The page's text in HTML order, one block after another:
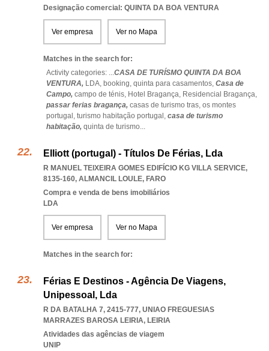
Designação comercial: QUINTA DA BOA VENTURA
Ver empresa Ver no Mapa
Matches in the search for:
Activity categories: ...CASA DE TURÍSMO QUINTA DA BOA
VENTURA, LDA, booking, quinta para casamentos, Casa de
Campo, campo de ténis, Hotel Bragança, Residencial Bragança,
passar ferias bragança, casas de turismo tras, os montes
portugal, turismo habitação portugal, casa de turismo
habitação, quinta de turismo...
Elliott (portugal) - Títulos De Férias, Lda
R MANUEL TEIXEIRA GOMES EDIFÍCIO KG VILLA SERVICE,
8135-160, ALMANCIL LOULE, FARO
Compra e venda de bens imobiliários
LDA
Ver empresa Ver no Mapa
Matches in the search for:
Férias E Destinos - Agência De Viagens,
Unipessoal, Lda
R DA BATALHA 7, 2415-777, UNIAO FREGUESIAS
MARRAZES BAROSA LEIRIA, LEIRIA
Atividades das agências de viagem
UNIP